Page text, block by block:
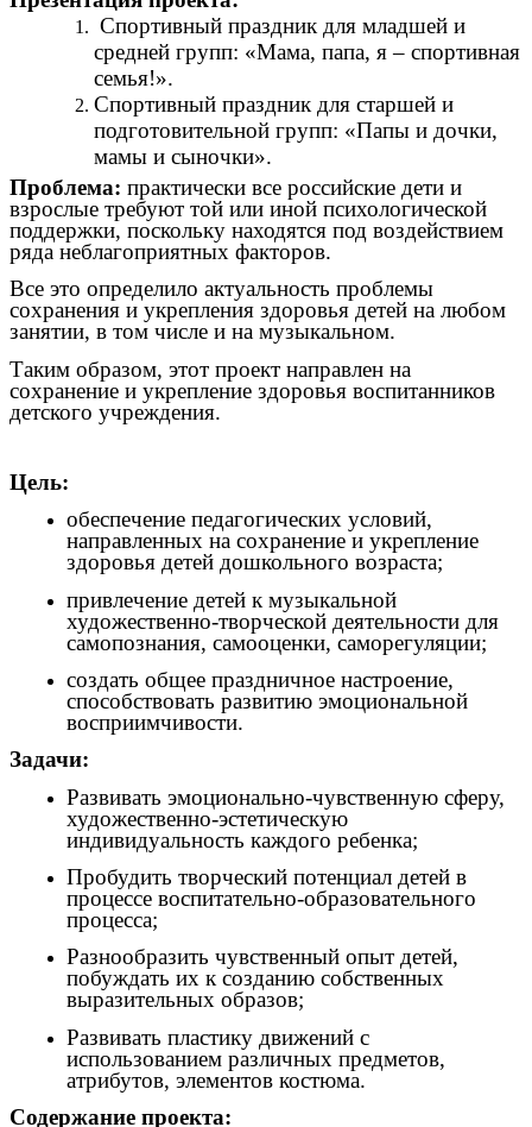
Спортивный праздник для младшей и
средней групп: «Мама, папа, я – спортивная
семья!».
Спортивный праздник для старшей и
подготовительной групп: «Папы и дочки,
мамы и сыночки».
Проблема: практически все российские дети и
взрослые требуют той или иной психологической
поддержки, поскольку находятся под воздействием
ряда неблагоприятных факторов.
Все это определило актуальность проблемы
сохранения и укрепления здоровья детей на любом
занятии, в том числе и на музыкальном.
Таким образом, этот проект направлен на
сохранение и укрепление здоровья воспитанников
детского учреждения.
Цель:
обеспечение педагогических условий,
направленных на сохранение и укрепление
здоровья детей дошкольного возраста;
привлечение детей к музыкальной
художественно-творческой деятельности для
самопознания, самооценки, саморегуляции;
создать общее праздничное настроение,
способствовать развитию эмоциональной
восприимчивости.
Задачи:
Развивать эмоционально-чувственную сферу,
художественно-эстетическую
индивидуальность каждого ребенка;
Пробудить творческий потенциал детей в
процессе воспитательно-образовательного
процесса;
Разнообразить чувственный опыт детей,
побуждать их к созданию собственных
выразительных образов;
Развивать пластику движений с
использованием различных предметов,
атрибутов, элементов костюма.
Содержание проекта: